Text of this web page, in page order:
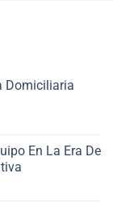
Domiciliaria
En La Era De